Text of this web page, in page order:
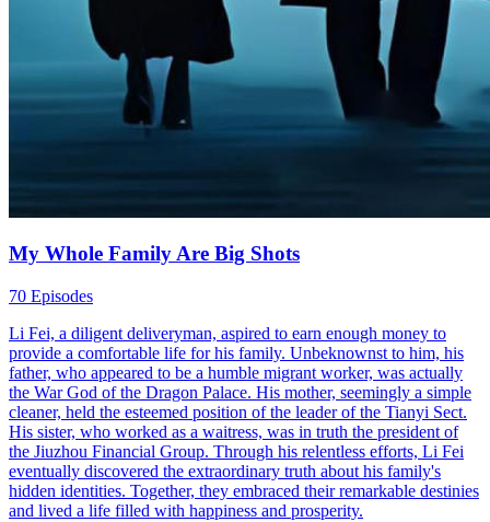
My Whole Family Are Big Shots
70 Episodes
Li Fei, a diligent deliveryman, aspired to earn enough money to
provide a comfortable life for his family. Unbeknownst to him, his
father, who appeared to be a humble migrant worker, was actually
the War God of the Dragon Palace. His mother, seemingly a simple
cleaner, held the esteemed position of the leader of the Tianyi Sect.
His sister, who worked as a waitress, was in truth the president of
the Jiuzhou Financial Group. Through his relentless efforts, Li Fei
eventually discovered the extraordinary truth about his family's
hidden identities. Together, they embraced their remarkable destinies
and lived a life filled with happiness and prosperity.